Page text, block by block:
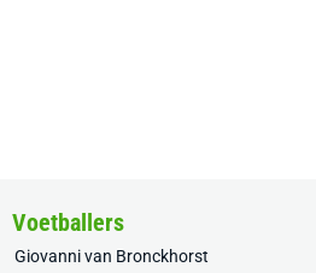
Voetballers
Giovanni van Bronckhorst